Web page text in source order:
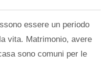
essere un periodo
vita. Matrimonio, avere
sono comuni per le